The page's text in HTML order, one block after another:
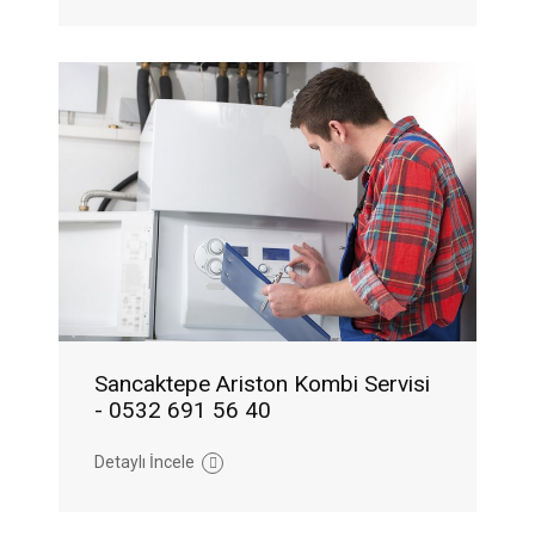
Sancaktepe Ariston Kombi Servisi
- 0532 691 56 40
Detaylı İncele